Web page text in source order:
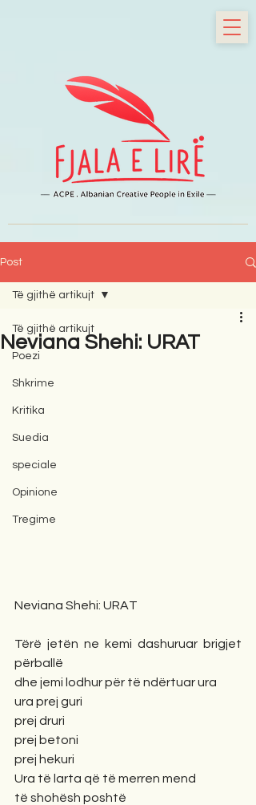
Post
Të gjithë artikujt
Poezi
Shkrime
Kritika
Suedia
speciale
Opinione
Tregime
Të gjithë artikujt
Neviana Shehi: URAT
Neviana Shehi: URAT
Tërë jetën ne kemi dashuruar brigjet
përballë
dhe jemi lodhur për të ndërtuar ura
ura prej guri
prej druri
prej betoni
prej hekuri
Ura të larta që të merren mend
të shohësh poshtë